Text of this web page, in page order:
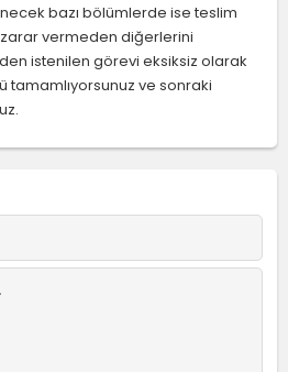
bazı bölümlerde ise teslim
vermeden diğerlerini
istenilen görevi eksiksiz olarak
tamamlıyorsunuz ve sonraki